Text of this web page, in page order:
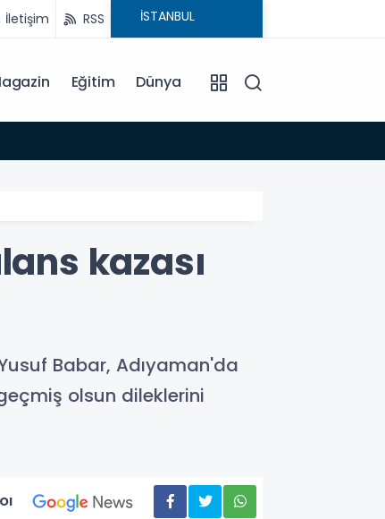
İletişim RSS
Eğitim Dünya
kazası
Babar, Adıyaman'da
olsun dileklerini